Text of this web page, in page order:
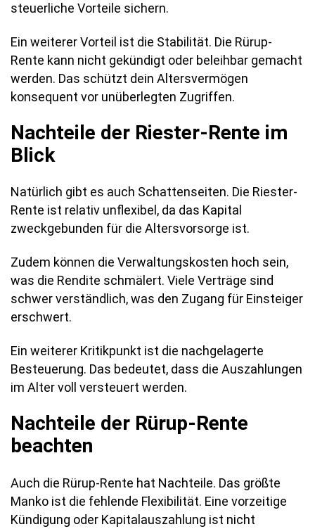
steuerliche Vorteile sichern.
Ein weiterer Vorteil ist die Stabilität. Die Rürup-
Rente kann nicht gekündigt oder beleihbar gemacht
werden. Das schützt dein Altersvermögen
konsequent vor unüberlegten Zugriffen.
Nachteile der Riester-Rente im
Blick
Natürlich gibt es auch Schattenseiten. Die Riester-
Rente ist relativ unflexibel, da das Kapital
zweckgebunden für die Altersvorsorge ist.
Zudem können die Verwaltungskosten hoch sein,
was die Rendite schmälert. Viele Verträge sind
schwer verständlich, was den Zugang für Einsteiger
erschwert.
Ein weiterer Kritikpunkt ist die nachgelagerte
Besteuerung. Das bedeutet, dass die Auszahlungen
im Alter voll versteuert werden.
Nachteile der Rürup-Rente
beachten
Auch die Rürup-Rente hat Nachteile. Das größte
Manko ist die fehlende Flexibilität. Eine vorzeitige
Kündigung oder Kapitalauszahlung ist nicht